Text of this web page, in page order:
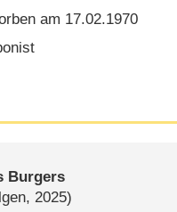
am 17.02.1970
Burgers
2025)